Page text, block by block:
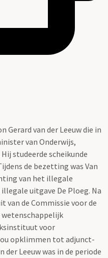
Gerard van der Leeuw die in
van Onderwijs,
studeerde scheikunde
de bezetting was Van
van het illegale
uitgave De Ploeg. Na
van de Commissie voor de
wetenschappelijk
voor
opklimmen tot adjunct-
der Leeuw was in de periode